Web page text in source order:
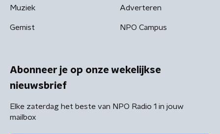
Muziek
Gemist
Adverteren
NPO Campus
Abonneer je op onze wekelijkse
nieuwsbrief
Elke zaterdag het beste van NPO Radio 1 in jouw
mailbox